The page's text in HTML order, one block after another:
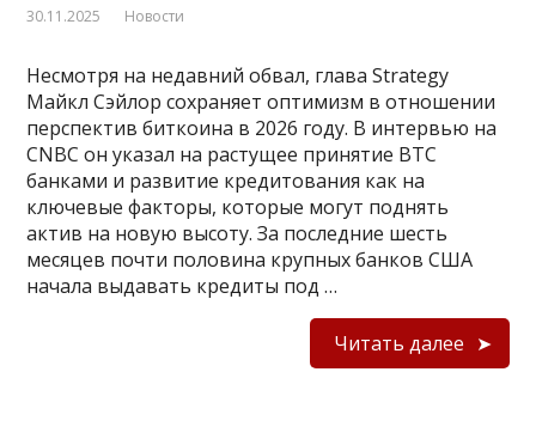
30.11.2025 Новости
Несмотря на недавний обвал, глава Strategy
Майкл Сэйлор сохраняет оптимизм в отношении
перспектив биткоина в 2026 году. В интервью на
CNBC он указал на растущее принятие BTC
банками и развитие кредитования как на
ключевые факторы, которые могут поднять
актив на новую высоту. За последние шесть
месяцев почти половина крупных банков США
начала выдавать кредиты под …
Читать далее